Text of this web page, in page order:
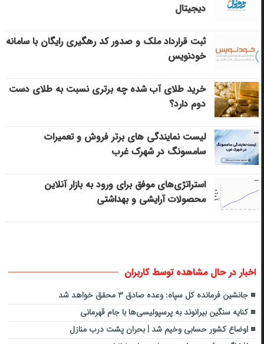
دیجیتال
ثبت قرارداد ملک و صدور کد رهگیری رایگان با سامانه
خودنویس
خرید طلای آب شده چه برتری نسبت به طلای دست
دوم دارد؟
لیست نمایندگی های برتر فروش و تعمیرات
سامسونگ در شهرک غرب
استراتژی‌های موفق برای ورود به بازار آنلاین
محصولات آرایشی و بهداشتی
اخبار در حال مشاهده توسط کاربران
جانشین فرمانده کل سپاه: ‌وعده صادق ۳ محقق خواهد شد‌
کنایه سنگین بیرانوند به پرسپولیسی‌ها با جام قهرمانی
اوضاع کشور حسابی وخیم شد | بحران پشت درب منازل